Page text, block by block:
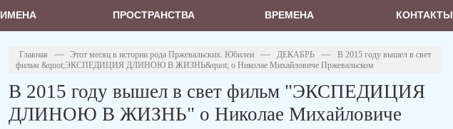
ИМЕНА ПРОСТРАНСТВА ВРЕМЕНА КОНТАКТЫ
Главная — Этот месяц в истории рода Пржевальских. Юбилеи — ДЕКАБРЬ —
В 2015 году вышел в свет
фильм &quot;ЭКСПЕДИЦИЯ ДЛИНОЮ В ЖИЗНЬ&quot; о Николае Михайловиче Пржевальском
В 2015 году вышел в свет фильм "ЭКСПЕДИЦИЯ
ДЛИНОЮ В ЖИЗНЬ" о Николае Михайловиче